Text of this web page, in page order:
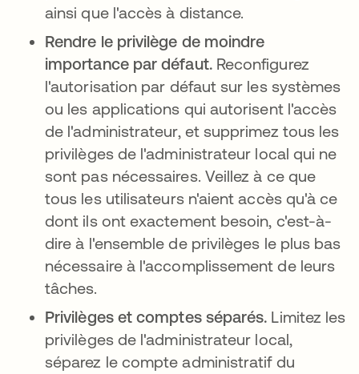
ainsi que l'accès à distance.
Rendre le privilège de moindre
importance par défaut.Reconfigurez
l'autorisation par défaut sur les systèmes
ou les applications qui autorisent l'accès
de l'administrateur, et supprimez tous les
privilèges de l'administrateur local qui ne
sont pas nécessaires. Veillez à ce que
tous les utilisateurs n'aient accès qu'à ce
dont ils ont exactement besoin, c'est-à-
dire à l'ensemble de privilèges le plus bas
nécessaire à l'accomplissement de leurs
tâches.
Privilèges et comptes séparés. Limitez les
privilèges de l'administrateur local,
séparez le compte administratif du